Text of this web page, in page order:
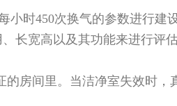
时450次换气的参数进行建
长宽高以及其功能来进行评估
的房间里。当洁净室失效时